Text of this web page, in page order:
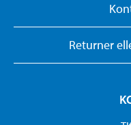
Returner